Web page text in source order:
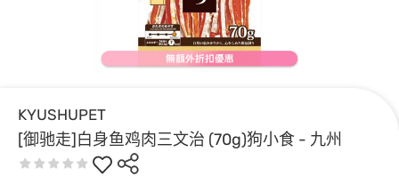
KYUSHUPET
[御驰走]白身鱼鸡肉三文治 (70g)狗小食 - 九州